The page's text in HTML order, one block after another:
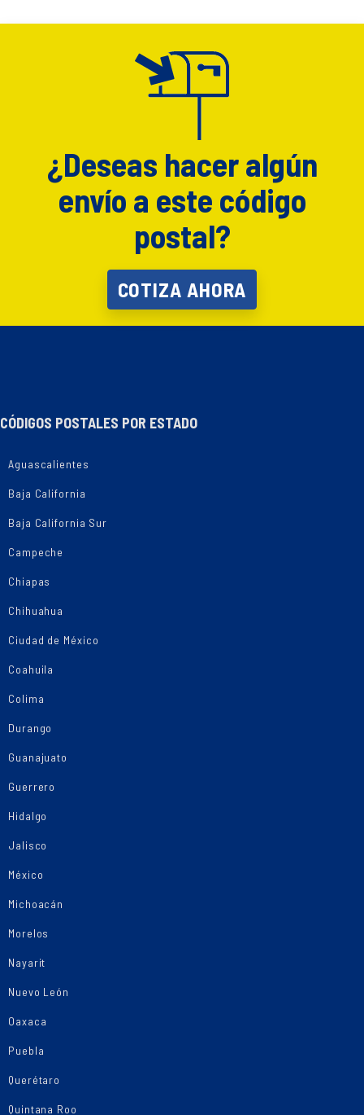
¿Deseas hacer algún
envío a este código
postal?
COTIZA AHORA
CÓDIGOS POSTALES POR ESTADO
Aguascalientes
Baja California
Baja California Sur
Campeche
Chiapas
Chihuahua
Ciudad de México
Coahuila
Colima
Durango
Guanajuato
Guerrero
Hidalgo
Jalisco
México
Michoacán
Morelos
Nayarit
Nuevo León
Oaxaca
Puebla
Querétaro
Quintana Roo